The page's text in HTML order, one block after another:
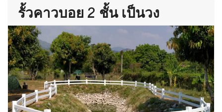
รั้วคาวบอย 2 ชั้น เป็นวง